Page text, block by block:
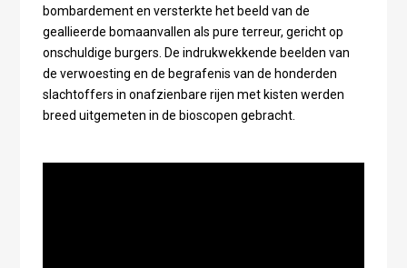
bombardement en versterkte het beeld van de
geallieerde bomaanvallen als pure terreur, gericht op
onschuldige burgers. De indrukwekkende beelden van
de verwoesting en de begrafenis van de honderden
slachtoffers in onafzienbare rijen met kisten werden
breed uitgemeten in de bioscopen gebracht.